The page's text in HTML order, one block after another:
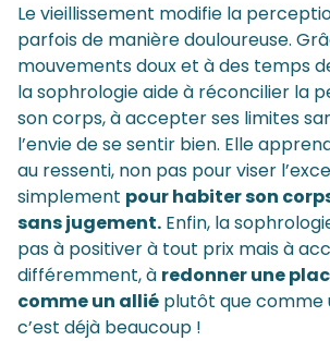
Le vieillissement modifie la
parfois de manière douloureuse.
mouvements doux et à des temps
la sophrologie aide à réconcilier la
son corps, à accepter ses limites
l’envie de se sentir bien. Elle
au ressenti, non pas pour viser
simplement pour habiter son
sans jugement. Enfin, la
pas à positiver à tout prix mais à
différemment, à redonner une
comme un allié plutôt que comme
c’est déjà beaucoup !